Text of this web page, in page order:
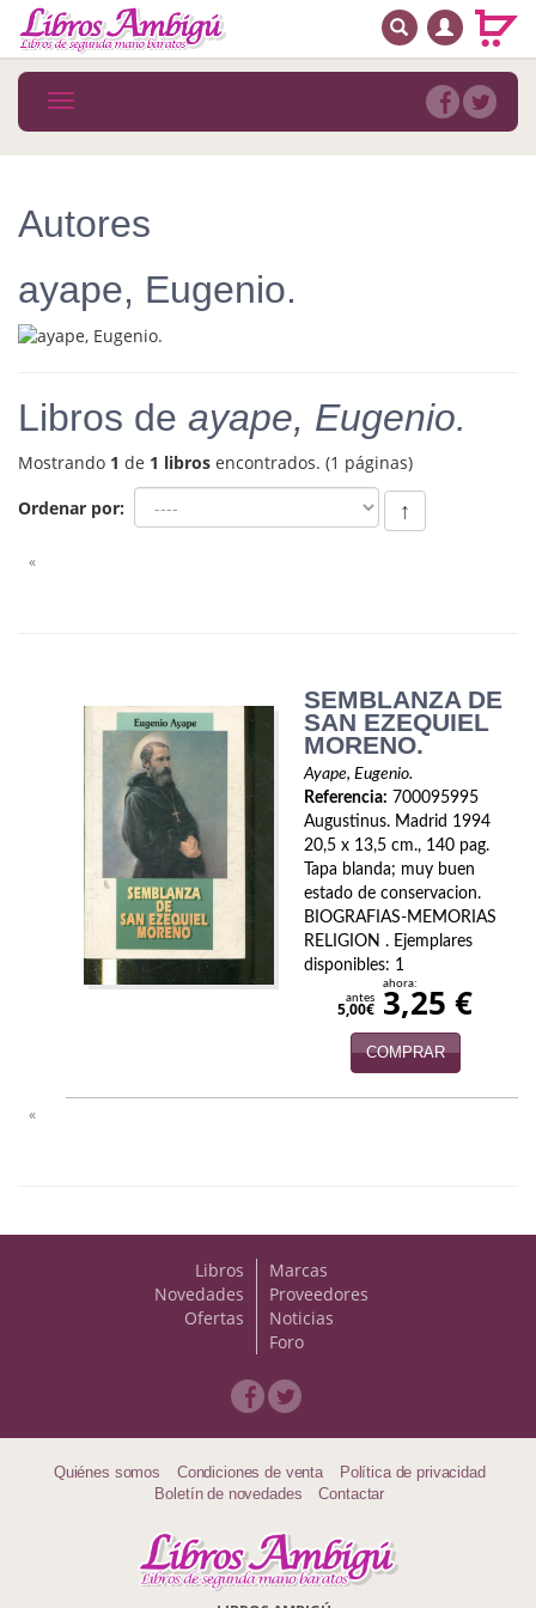
MENÚ PRINCIPAL
Novedades
MATERIAS
Arte
Astrología. Ocultismo
Autoayuda. Crecimiento personal
Cuentos y relatos
Derecho
Discos deVinilo. LP
Divulgación científica
Guerra Civil Española
BUSCAR
Toggle
navigation
Autores
ayape, Eugenio.
Libros de ayape, Eugenio.
Mostrando 1 de 1 libros encontrados. (1 páginas)
Ordenar por:
↑
«
SEMBLANZA DE
SAN EZEQUIEL
MORENO.
Ayape, Eugenio.
Referencia: 700095995
Augustinus. Madrid 1994
20,5 x 13,5 cm., 140 pag.
Tapa blanda; muy buen
estado de conservacion.
BIOGRAFIAS-MEMORIAS
RELIGION . Ejemplares
disponibles: 1
antes
5,00€
ahora:
3,25 €
COMPRAR
«
Libros
Novedades
Ofertas
Marcas
Proveedores
Noticias
Foro
Quiénes somos Condiciones de venta
Política de privacidad
Boletín de novedades
Contactar